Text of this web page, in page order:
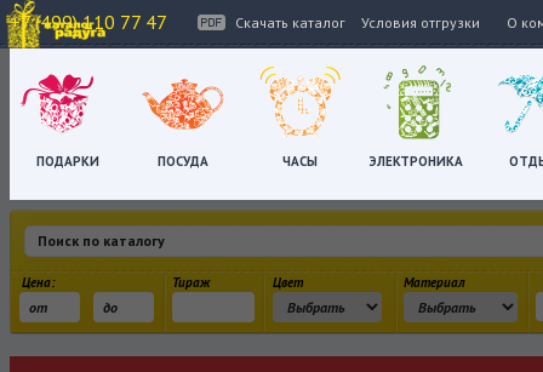
+7 (499) 110 77 47 Скачать каталог Условия отгрузки О
ПОДАРКИ ПОСУДА ЧАСЫ ЭЛЕКТРОНИКА
Цена: Тираж Цвет Материал